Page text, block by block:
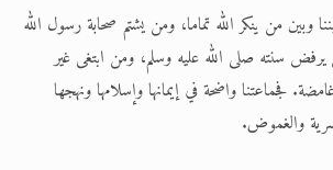
وبين من ينكر الله تماما، ومن يشتم صحابة رسول الله
سنته صلى الله عليه وسلم، ومن ابتغى غير
فجماعتنا واضحة في إيمانها وإسلامها ونهجها
والغموض.